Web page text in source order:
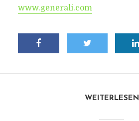
www.generali.com
WEITERLESEN